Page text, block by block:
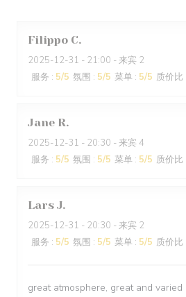
Filippo C
2025-12-31 - 21:00 - 来宾 2
服务 : 5/5 氛围 : 5/5 菜单 : 5/5 质价比
Jane R
2025-12-31 - 20:30 - 来宾 4
服务 : 5/5 氛围 : 5/5 菜单 : 5/5 质价比
Lars J
2025-12-31 - 20:30 - 来宾 2
服务 : 5/5 氛围 : 5/5 菜单 : 5/5 质价比
great atmosphere, great and